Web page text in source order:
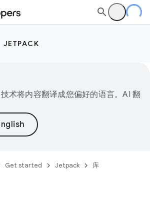
JETPACK
术将内容翻译成您偏好的语言。AI 翻
Get started Jetpack 库